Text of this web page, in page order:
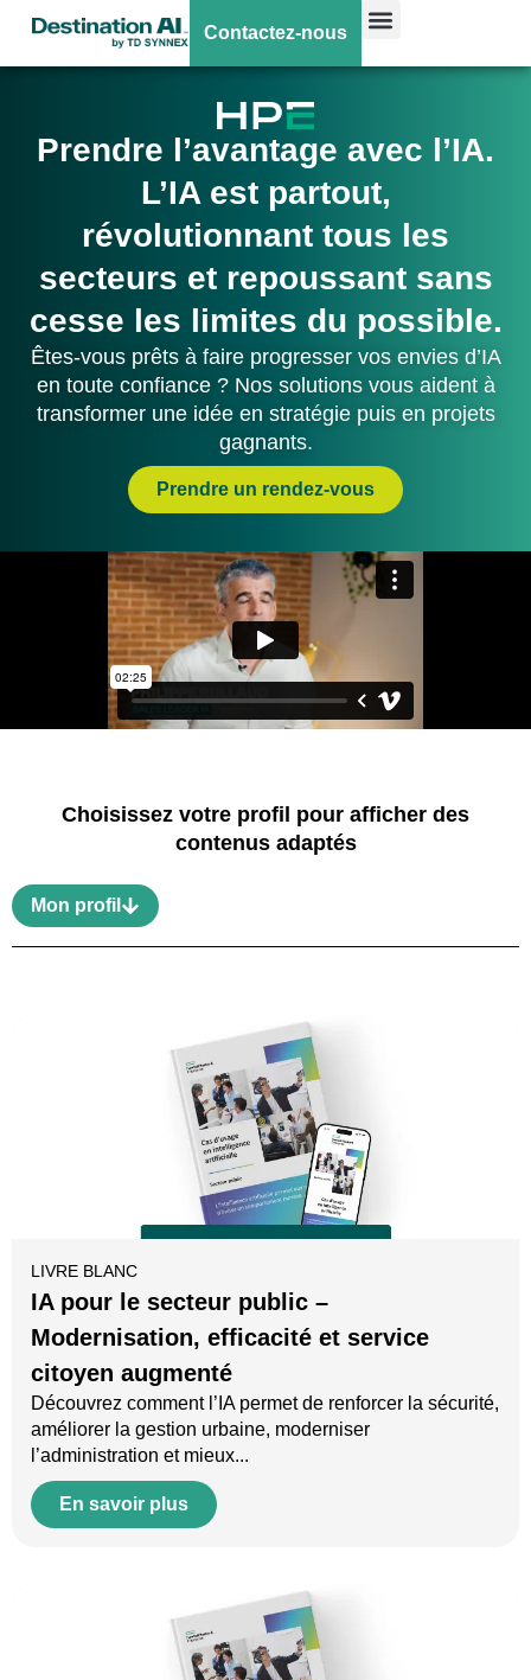
Contactez-nous
Prendre l’avantage avec l’IA.
L’IA est partout,
révolutionnant tous les
secteurs et repoussant sans
cesse les limites du possible.
Êtes-vous prêts à faire progresser vos envies d’IA
en toute confiance ? Nos solutions vous aident à
transformer une idée en stratégie puis en projets
gagnants.
Prendre un rendez-vous
Choisissez votre profil pour afficher des
contenus adaptés
Mon profil
LIVRE BLANC
IA pour le secteur public –
Modernisation, efficacité et service
citoyen augmenté
Découvrez comment l’IA permet de renforcer la sécurité,
améliorer la gestion urbaine, moderniser
l’administration et mieux...
En savoir plus